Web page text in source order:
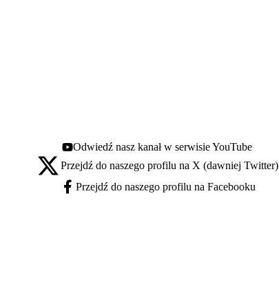
Youtube - otwiera się w nowej karcie
Odwiedź nasz kanał w serwisie YouTube
X - otwiera się w nowej karcie
Przejdź do naszego profilu na X (dawniej Twitter)
Facebook - otwiera się w nowej karcie
Przejdź do naszego profilu na Facebooku